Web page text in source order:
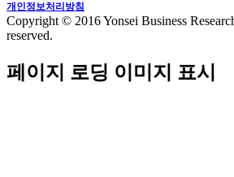
개인정보처리방침
Copyright © 2016 Yonsei Business
reserved.
페이지 로딩 이미지 표시